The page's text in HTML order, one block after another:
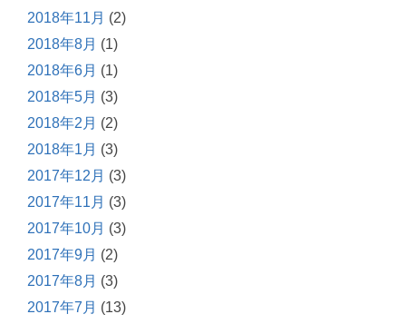
2018年11月 (2)
2018年8月 (1)
2018年6月 (1)
2018年5月 (3)
2018年2月 (2)
2018年1月 (3)
2017年12月 (3)
2017年11月 (3)
2017年10月 (3)
2017年9月 (2)
2017年8月 (3)
2017年7月 (13)